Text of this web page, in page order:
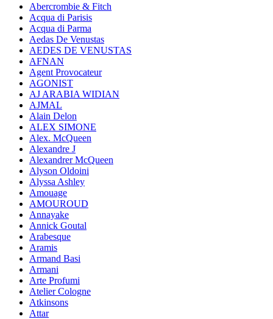
Abercrombie & Fitch
Acqua di Parisis
Acqua di Parma
Aedas De Venustas
AEDES DE VENUSTAS
AFNAN
Agent Provocateur
AGONIST
AJ ARABIA WIDIAN
AJMAL
Alain Delon
ALEX SIMONE
Alex. McQueen
Alexandre J
Alexandrer McQueen
Alyson Oldoini
Alyssa Ashley
Amouage
AMOUROUD
Annayake
Annick Goutal
Arabesque
Aramis
Armand Basi
Armani
Arte Profumi
Atelier Cologne
Atkinsons
Attar